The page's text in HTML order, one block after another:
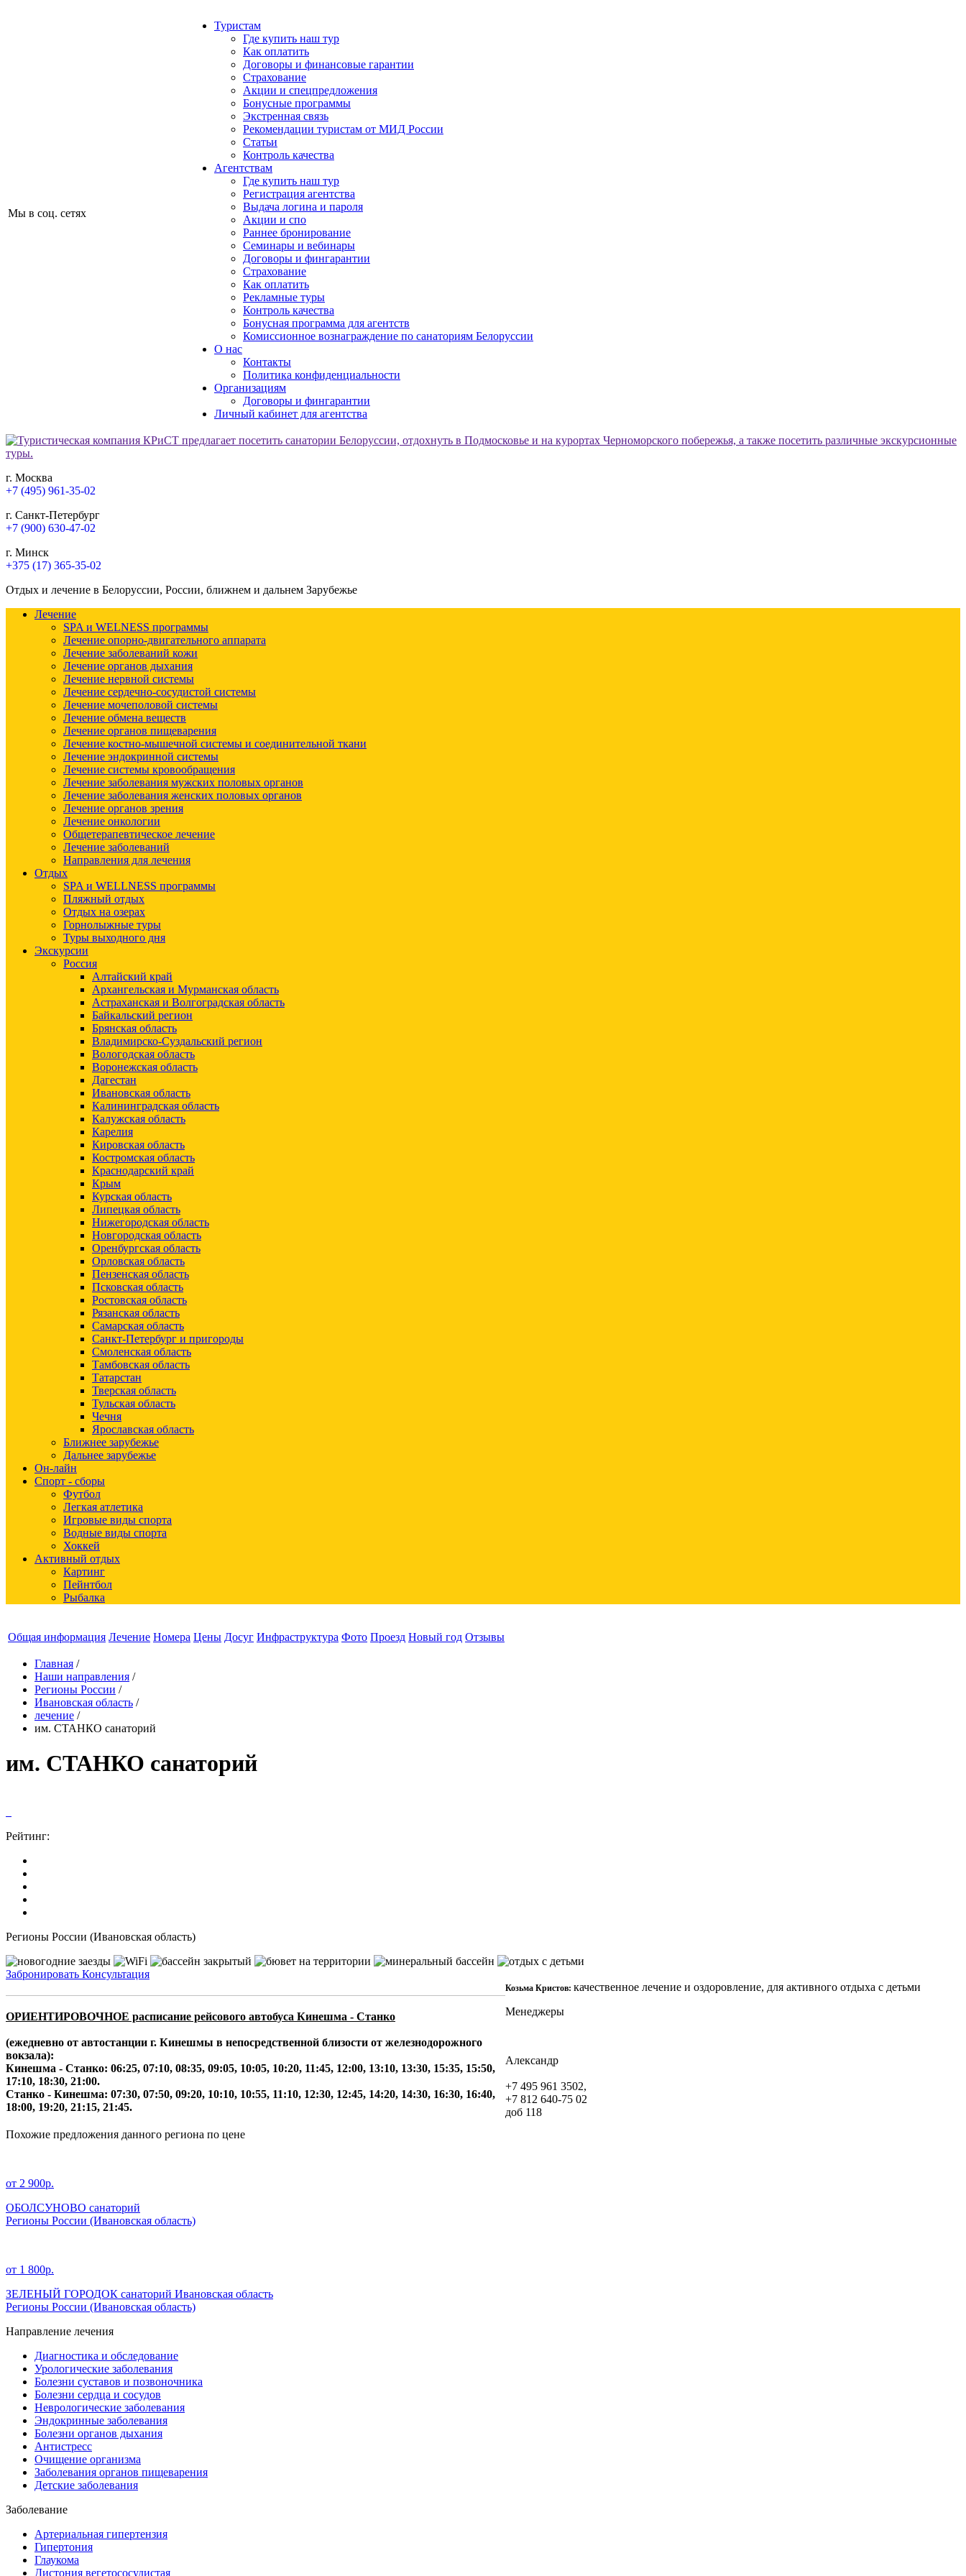
Мы в соц. сетях
Туристам
Где купить наш тур
Как оплатить
Договоры и финансовые гарантии
Страхование
Акции и спецпредложения
Бонусные программы
Экстренная связь
Рекомендации туристам от МИД России
Статьи
Контроль качества
Агентствам
Где купить наш тур
Регистрация агентства
Выдача логина и пароля
Акции и спо
Раннее бронирование
Семинары и вебинары
Договоры и фингарантии
Страхование
Как оплатить
Рекламные туры
Контроль качества
Бонусная программа для агентств
Комиссионное вознаграждение по санаториям Белоруссии
О нас
Контакты
Политика конфиденциальности
Организациям
Договоры и фингарантии
Личный кабинет для агентства
г. Москва
+7 (495) 961-35-02
г. Санкт-Петербург
+7 (900) 630-47-02
г. Минск
+375 (17) 365-35-02
Отдых и лечение в Белоруссии, России, ближнем и дальнем Зарубежье
Лечение
SPA и WELNESS программы
Лечение опорно-двигательного аппарата
Лечение заболеваний кожи
Лечение органов дыхания
Лечение нервной системы
Лечение сердечно-сосудистой системы
Лечение мочеполовой системы
Лечение обмена веществ
Лечение органов пищеварения
Лечение костно-мышечной системы и соединительной ткани
Лечение эндокринной системы
Лечение системы кровообращения
Лечение заболевания мужских половых органов
Лечение заболевания женских половых органов
Лечение органов зрения
Лечение онкологии
Общетерапевтическое лечение
Лечение заболеваний
Направления для лечения
Отдых
SPA и WELLNESS программы
Пляжный отдых
Отдых на озерах
Горнолыжные туры
Туры выходного дня
Экскурсии
Россия
Алтайский край
Архангельская и Мурманская область
Астраханская и Волгоградская область
Байкальский регион
Брянская область
Владимирско-Суздальский регион
Вологодская область
Воронежская область
Дагестан
Ивановская область
Калининградская область
Калужская область
Карелия
Кировская область
Костромская область
Краснодарский край
Крым
Курская область
Липецкая область
Нижегородская область
Новгородская область
Оренбургская область
Орловская область
Пензенская область
Псковская область
Ростовская область
Рязанская область
Самарская область
Санкт-Петербург и пригороды
Смоленская область
Тамбовская область
Татарстан
Тверская область
Тульская область
Чечня
Ярославская область
Ближнее зарубежье
Дальнее зарубежье
Он-лайн
Спорт - сборы
Футбол
Легкая атлетика
Игровые виды спорта
Водные виды спорта
Хоккей
Активный отдых
Картинг
Пейнтбол
Рыбалка
Общая информация Лечение Номера Цены Досуг Инфраструктура Фото Проезд Новый год Отзывы
Главная /
Наши направления /
Регионы России /
Ивановская область /
лечение /
им. СТАНКО санаторий
им. СТАНКО санаторий
Рейтинг:
Регионы России (Ивановская область)
Забронировать Консультация
Козьма Кристов: качественное лечение и оздоровление, для активного отдыха с детьми
Менеджеры
Александр
+7 495 961 3502,
+7 812 640-75 02
доб 118
ОРИЕНТИРОВОЧНОЕ расписание рейсового автобуса Кинешма - Станко
(ежедневно от автостанции г. Кинешмы в непосредственной близости от железнодорожного
вокзала):
Кинешма - Станко: 06:25, 07:10, 08:35, 09:05, 10:05, 10:20, 11:45, 12:00, 13:10, 13:30, 15:35, 15:50,
17:10, 18:30, 21:00.
Станко - Кинешма: 07:30, 07:50, 09:20, 10:10, 10:55, 11:10, 12:30, 12:45, 14:20, 14:30, 16:30, 16:40,
18:00, 19:20, 21:15, 21:45.
Похожие предложения данного региона по цене
от 2 900р.
ОБОЛСУНОВО санаторий
Регионы России (Ивановская область)
от 1 800р.
ЗЕЛЕНЫЙ ГОРОДОК санаторий Ивановская область
Регионы России (Ивановская область)
Направление лечения
Диагностика и обследование
Урологические заболевания
Болезни суставов и позвоночника
Болезни сердца и сосудов
Неврологические заболевания
Эндокринные заболевания
Болезни органов дыхания
Антистресс
Очищение организма
Заболевания органов пищеварения
Детские заболевания
Заболевание
Артериальная гипертензия
Гипертония
Глаукома
Дистония вегетососудистая